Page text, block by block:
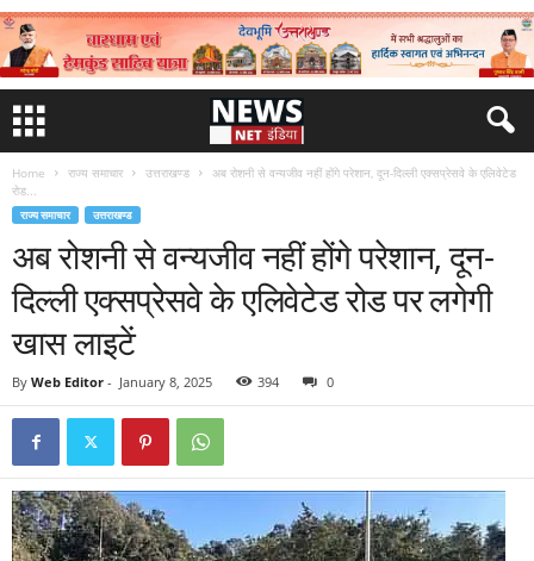
Home राज्य समाचार उत्तराखण्ड
अब रोशनी से वन्यजीव नहीं होंगे परेशान, दून-दिल्ली एक्सप्रेसवे के एलिवेटेड
रोड...
राज्य समाचार उत्तराखण्ड
अब रोशनी से वन्यजीव नहीं होंगे परेशान, दून-
दिल्ली एक्सप्रेसवे के एलिवेटेड रोड पर लगेगी
खास लाइटें
By Web Editor - January 8, 2025 394 0